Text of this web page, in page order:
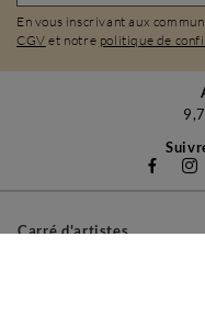
En vous inscrivant aux
CGV et notre politique de
Carré d'artistes